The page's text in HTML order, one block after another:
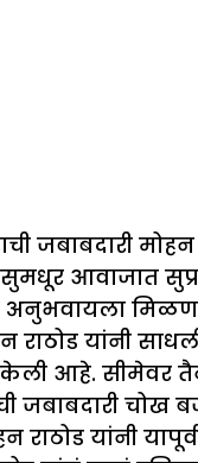
जबाबदारी
आवाजात
यांनी
केली आहे. सीमेवर
जबाबदारी चोख
यांनी